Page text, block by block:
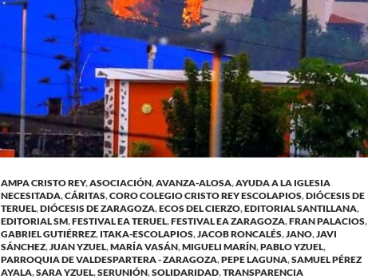
AMPA CRISTO REY,ASOCIACIÓN,AVANZA-ALOSA,AYUDA A LA IGLESIA
NECESITADA,CÁRITAS,CORO COLEGIO CRISTO REY ESCOLAPIOS,DIÓCESIS DE
TERUEL,DIÓCESIS DE ZARAGOZA,ECOS DEL CIERZO,EDITORIAL SANTILLANA,
EDITORIAL SM,FESTIVAL EA TERUEL,FESTIVAL EA ZARAGOZA,FRAN PALACIOS,
GABRIEL GUTIÉRREZ, ITAKA-ESCOLAPIOS,JACOB RONCALÉS,JANO,JAVI
SÁNCHEZ,JUAN YZUEL,MARÍA VASÁN,MIGUELI MARÍN,PABLO YZUEL,
PARROQUIA DE VALDESPARTERA - ZARAGOZA,PEPE LAGUNA,SAMUEL PÉREZ
AYALA,SARA YZUEL,SERUNIÓN,SOLIDARIDAD,TRANSPARENCIA